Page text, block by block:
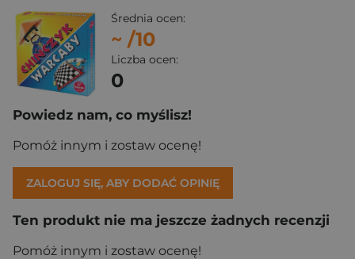
Średnia ocen:
~ /10
Liczba ocen:
0
Powiedz nam, co myślisz!
Pomóż innym i zostaw ocenę!
ZALOGUJ SIĘ, ABY DODAĆ OPINIĘ
Ten produkt nie ma jeszcze żadnych recenzji
Pomóż innym i zostaw ocenę!